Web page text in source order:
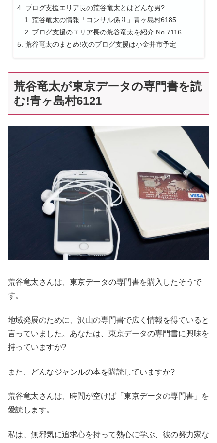
ブログ支援エリア長の荒谷竜太とはどんな男?
荒谷竜太の情報「コンサル係り」青ヶ島村6185
ブログ支援のエリア長の荒谷竜太を紹介!No.7116
荒谷竜太のまとめ!次のブログ支援は小金井市予定
荒谷竜太が東京データの専門書を読
む!青ヶ島村6121
荒谷竜太さんは、東京データの専門書を購入したそうで
す。
地域発展のために、沢山の専門書で広く情報を得ていると
言っていました。あなたは、東京データの専門書に興味を
持っていますか?
また、どんなジャンルの本を購読していますか?
荒谷竜太さんは、時間が空けば「東京データの専門書」を
愛読します。
私は、無邪気に追求心を持って熱心に学ぶ、彼の努力家な